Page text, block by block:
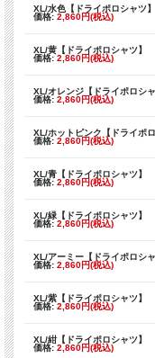
XL/水色【ドライポロシャツ】
価格: 2,860円(税込)
XL/黄【ドライポロシャツ】
価格:2,860円(税込)
XL/オレンジ【ドライポロシャ
価格: 2,860円(税込)
XL/ホットピンク【ドライポロ
価格: 2,860円(税込)
XL/青【ドライポロシャツ】
価格: 2,860円(税込)
XL/緑【ドライポロシャツ】
価格: 2,860円(税込)
XL/アーミー【ドライポロシャ
価格: 2,860円(税込)
XL/紫【ドライポロシャツ】
価格: 2,860円(税込)
XL/紺【ドライポロシャツ】
価格:2,860円(税込)